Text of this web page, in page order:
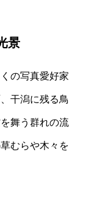
景
の写真愛好家
干潟に残る鳥
舞う群れの流
むらや木々を